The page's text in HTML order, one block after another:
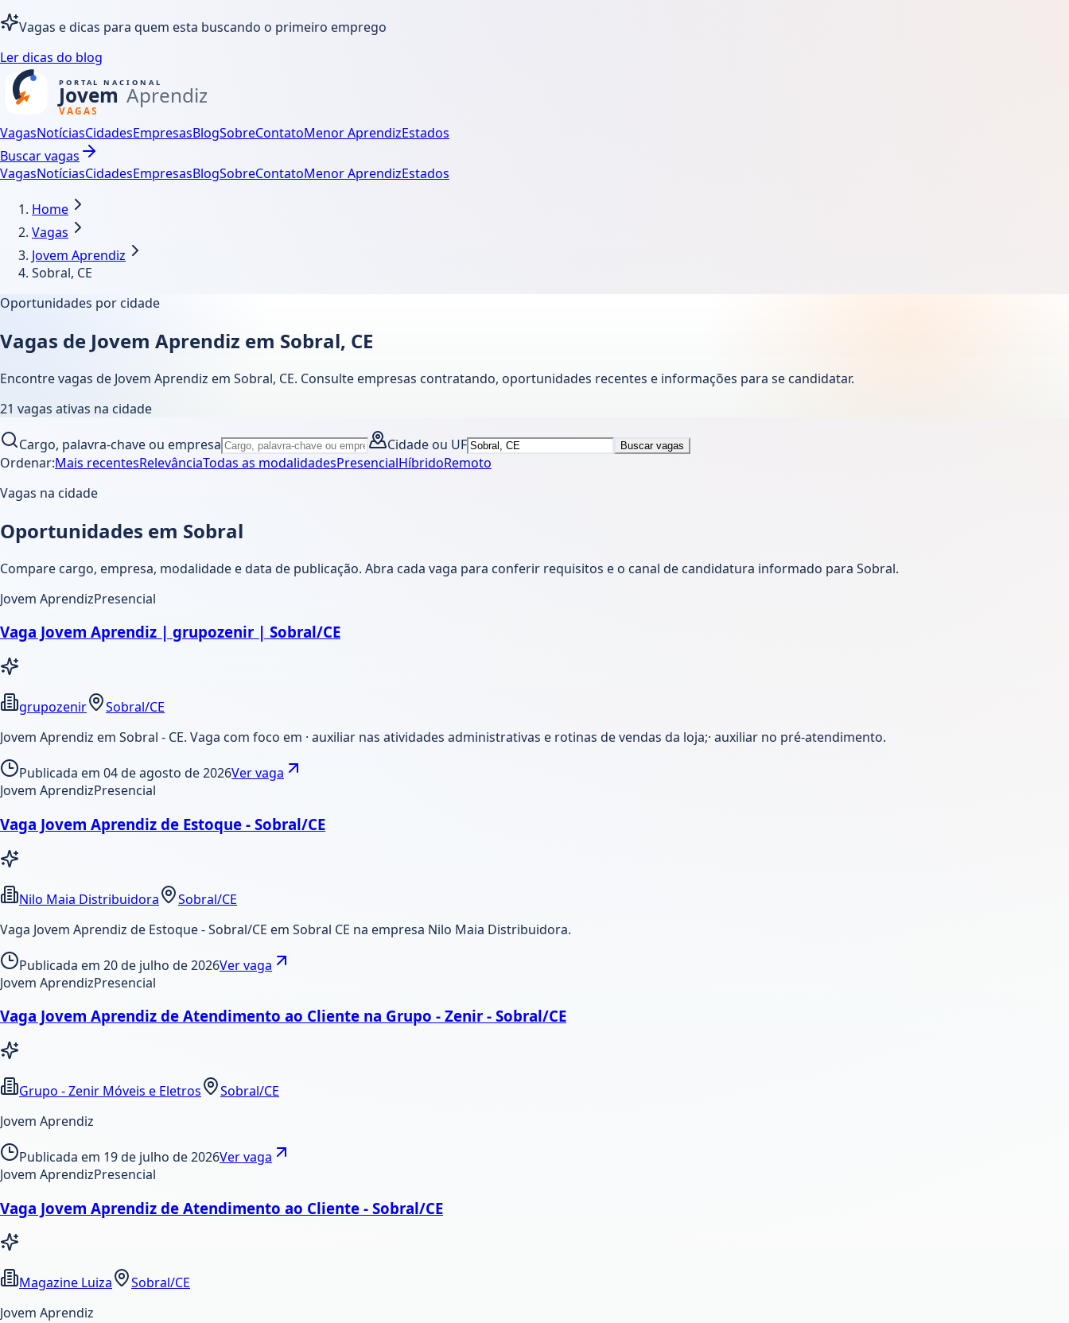
Vagas e dicas para quem esta buscando o primeiro emprego
Ler dicas do blog
VagasNotíciasCidadesEmpresasBlogSobreContatoMenor AprendizEstados
Buscar vagas
VagasNotíciasCidadesEmpresasBlogSobreContatoMenor AprendizEstados
Home
Vagas
Jovem Aprendiz
Sobral, CE
Oportunidades por cidade
Vagas de Jovem Aprendiz em Sobral, CE
Encontre vagas de Jovem Aprendiz em Sobral, CE. Consulte empresas contratando, oportunidades recentes e informações para se candidatar.
21 vagas ativas na cidade
Cargo, palavra-chave ou empresa Cidade ou UF Buscar vagas
Ordenar:Mais recentesRelevânciaTodas as modalidadesPresencialHíbridoRemoto
Vagas na cidade
Oportunidades em Sobral
Compare cargo, empresa, modalidade e data de publicação. Abra cada vaga para conferir requisitos e o canal de candidatura informado para Sobral.
Jovem AprendizPresencial
Vaga Jovem Aprendiz | grupozenir | Sobral/CE
grupozenir
Sobral/CE
Jovem Aprendiz em Sobral - CE. Vaga com foco em · auxiliar nas atividades administrativas e rotinas de vendas da loja;· auxiliar no pré-atendimento.
Publicada em 04 de agosto de 2026Ver vaga
Jovem AprendizPresencial
Vaga Jovem Aprendiz de Estoque - Sobral/CE
Nilo Maia Distribuidora
Sobral/CE
Vaga Jovem Aprendiz de Estoque - Sobral/CE em Sobral CE na empresa Nilo Maia Distribuidora.
Publicada em 20 de julho de 2026Ver vaga
Jovem AprendizPresencial
Vaga Jovem Aprendiz de Atendimento ao Cliente na Grupo - Zenir - Sobral/CE
Grupo - Zenir Móveis e Eletros
Sobral/CE
Jovem Aprendiz
Publicada em 19 de julho de 2026Ver vaga
Jovem AprendizPresencial
Vaga Jovem Aprendiz de Atendimento ao Cliente - Sobral/CE
Magazine Luiza
Sobral/CE
Jovem Aprendiz